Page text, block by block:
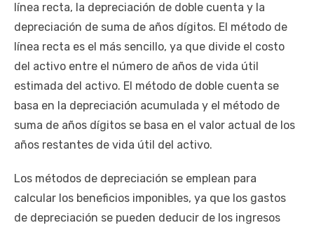
línea recta, la depreciación de doble cuenta y la
depreciación de suma de años dígitos. El método de
línea recta es el más sencillo, ya que divide el costo
del activo entre el número de años de vida útil
estimada del activo. El método de doble cuenta se
basa en la depreciación acumulada y el método de
suma de años dígitos se basa en el valor actual de los
años restantes de vida útil del activo.
Los métodos de depreciación se emplean para
calcular los beneficios imponibles, ya que los gastos
de depreciación se pueden deducir de los ingresos